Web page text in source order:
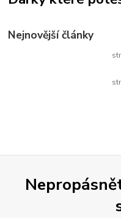
Nejnovější články